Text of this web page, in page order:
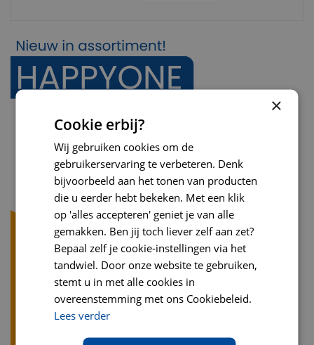
×
Cookie erbij?
Wij gebruiken cookies om de
gebruikerservaring te verbeteren. Denk
bijvoorbeeld aan het tonen van producten
die u eerder hebt bekeken. Met een klik
op 'alles accepteren' geniet je van alle
gemakken. Ben jij toch liever zelf aan zet?
Bepaal zelf je cookie-instellingen via het
tandwiel. Door onze website te gebruiken,
stemt u in met alle cookies in
overeenstemming met ons Cookiebeleid.
Lees verder